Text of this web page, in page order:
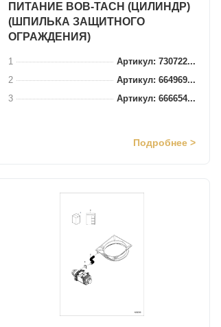
ПИТАНИЕ BOB-TACH (ЦИЛИНДР)
(ШПИЛЬКА ЗАЩИТНОГО
ОГРАЖДЕНИЯ)
1
Артикул: 730722...
2
Артикул: 664969...
3
Артикул: 666654...
Подробнее >